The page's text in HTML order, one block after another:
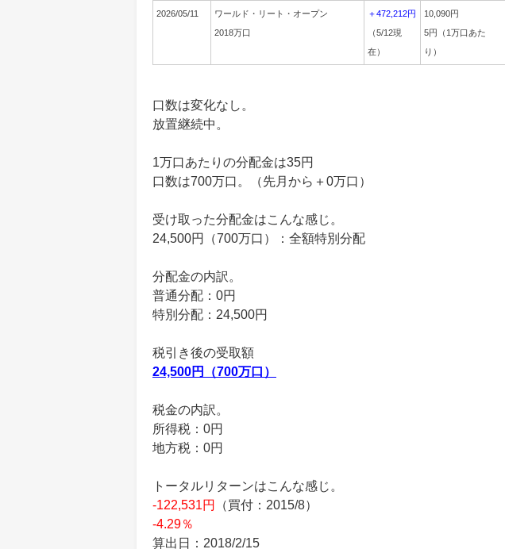
2026/05/11
ワールド・リート・オープン
2018万口
＋472,212円
（5/12現
在）
10,090円
5円（1万口あた
り）
口数は変化なし。
放置継続中。
1万口あたりの分配金は35円
口数は700万口。（先月から＋0万口）
受け取った分配金はこんな感じ。
24,500円（700万口）：全額特別分配
分配金の内訳。
普通分配：0円
特別分配：24,500円
税引き後の受取額
24,500円（700万口）
税金の内訳。
所得税：0円
地方税：0円
トータルリターンはこんな感じ。
-122,531円
（買付：2015/8）
-4.29％
算出日：2018/2/15